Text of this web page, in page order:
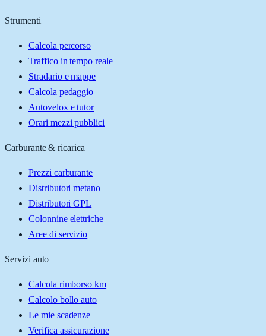
Strumenti
Calcola percorso
Traffico in tempo reale
Stradario e mappe
Calcola pedaggio
Autovelox e tutor
Orari mezzi pubblici
Carburante & ricarica
Prezzi carburante
Distributori metano
Distributori GPL
Colonnine elettriche
Aree di servizio
Servizi auto
Calcola rimborso km
Calcolo bollo auto
Le mie scadenze
Verifica assicurazione